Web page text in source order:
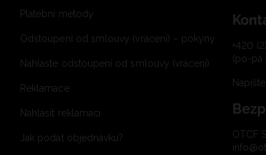
Platební metody
Odstoupení od smlouvy (vrácení) – pokyny
Nahlaste odstoupení od smlouvy (vrácení)
Reklamace
Nahlásit reklamaci
Jak podat objednávku?
+420
(po-pá
OTCF